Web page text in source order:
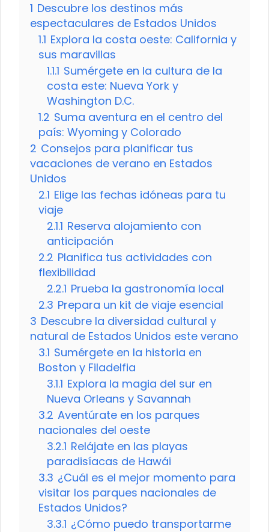
1 Descubre los destinos más
espectaculares de Estados Unidos
1.1 Explora la costa oeste: California y
sus maravillas
1.1.1 Sumérgete en la cultura de la
costa este: Nueva York y
Washington D.C.
1.2 Suma aventura en el centro del
país: Wyoming y Colorado
2 Consejos para planificar tus
vacaciones de verano en Estados
Unidos
2.1 Elige las fechas idóneas para tu
viaje
2.1.1 Reserva alojamiento con
anticipación
2.2 Planifica tus actividades con
flexibilidad
2.2.1 Prueba la gastronomía local
2.3 Prepara un kit de viaje esencial
3 Descubre la diversidad cultural y
natural de Estados Unidos este verano
3.1 Sumérgete en la historia en
Boston y Filadelfia
3.1.1 Explora la magia del sur en
Nueva Orleans y Savannah
3.2 Aventúrate en los parques
nacionales del oeste
3.2.1 Relájate en las playas
paradisíacas de Hawái
3.3 ¿Cuál es el mejor momento para
visitar los parques nacionales de
Estados Unidos?
3.3.1 ¿Cómo puedo transportarme